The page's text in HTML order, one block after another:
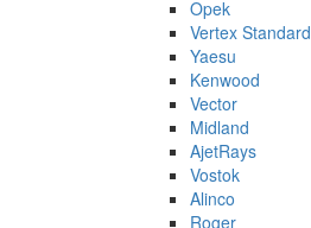
Opek
Vertex Standard
Yaesu
Kenwood
Vector
Midland
AjetRays
Vostok
Alinco
Roger